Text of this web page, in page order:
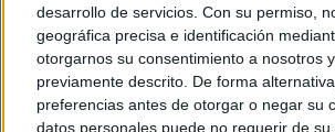
desarrollo de servicios. Con su permiso,
geográfica precisa e identificación
otorgarnos su consentimiento a nosotros
previamente descrito. De forma
preferencias antes de otorgar o negar su
datos personales puede no requerir de